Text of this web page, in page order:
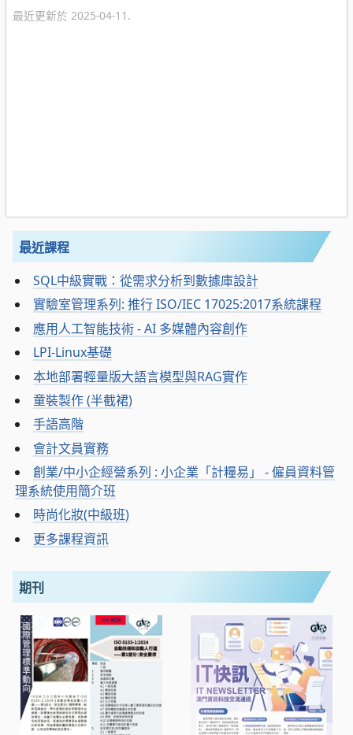
最近更新於 2025-04-11.
最近課程
SQL中級實戰：從需求分析到數據庫設計
實驗室管理系列: 推行 ISO/IEC 17025:2017系統課程
應用人工智能技術 - AI 多媒體內容創作
LPI-Linux基礎
本地部署輕量版大語言模型與RAG實作
童裝製作 (半截裙)
手語高階
會計文員實務
創業/中小企經營系列 : 小企業「計糧易」 - 僱員資料管
理系統使用簡介班
時尚化妝(中級班)
更多課程資訊
期刊